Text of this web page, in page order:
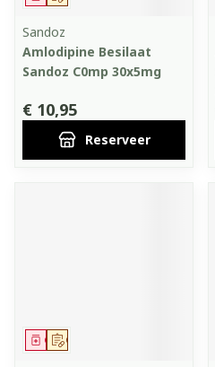
Sandoz
Amlodipine Besilaat
Sandoz C0mp 30x5mg
€ 10,95
Reserveer
Op voorschrift
Geneesmiddel